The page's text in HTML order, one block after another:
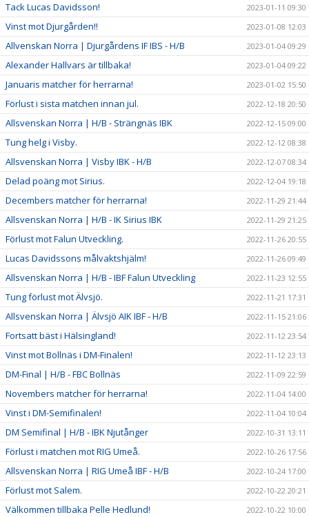
Tack Lucas Davidsson! 2023-01-11 09:30
Vinst mot Djurgården!! 2023-01-08 12:03
Allvenskan Norra | Djurgårdens IF IBS - H/B 2023-01-04 09:29
Alexander Hallvars är tillbaka! 2023-01-04 09:22
Januaris matcher för herrarna! 2023-01-02 15:50
Förlust i sista matchen innan jul. 2022-12-18 20:50
Allsvenskan Norra | H/B - Strängnäs IBK 2022-12-15 09:00
Tung helg i Visby. 2022-12-12 08:38
Allsvenskan Norra | Visby IBK - H/B 2022-12-07 08:34
Delad poäng mot Sirius. 2022-12-04 19:18
Decembers matcher för herrarna! 2022-11-29 21:44
Allsvenskan Norra | H/B - IK Sirius IBK 2022-11-29 21:25
Förlust mot Falun Utveckling. 2022-11-26 20:55
Lucas Davidssons målvaktshjälm! 2022-11-26 09:49
Allsvenskan Norra | H/B - IBF Falun Utveckling 2022-11-23 12:55
Tung förlust mot Älvsjö. 2022-11-21 17:31
Allsvenskan Norra | Älvsjö AIK IBF - H/B 2022-11-15 21:06
Fortsatt bäst i Hälsingland! 2022-11-12 23:54
Vinst mot Bollnäs i DM-Finalen! 2022-11-12 23:13
DM-Final | H/B - FBC Bollnäs 2022-11-09 22:59
Novembers matcher för herrarna! 2022-11-04 14:00
Vinst i DM-Semifinalen! 2022-11-04 10:04
DM Semifinal | H/B - IBK Njutånger 2022-10-31 13:11
Förlust i matchen mot RIG Umeå. 2022-10-26 17:56
Allsvenskan Norra | RIG Umeå IBF - H/B 2022-10-24 17:00
Förlust mot Salem. 2022-10-22 20:21
Välkommen tillbaka Pelle Hedlund! 2022-10-22 10:00